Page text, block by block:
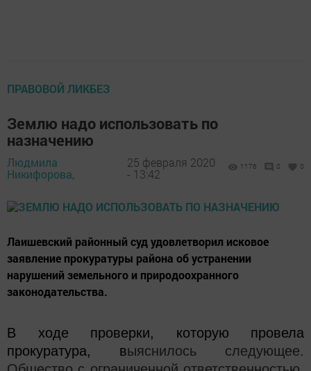
ПРАВОВОЙ ЛИКБЕЗ
Землю надо использовать по
назначению
Людмила
Никифорова,
25 февраля 2020
- 13:42
1176 0 0
Лаишевский районный суд удовлетворил исковое
заявление прокуратуры района об устранении
нарушений земельного и природоохранного
законодательства.
В ходе проверки, которую провела
прокуратура, выяснилось следующее.